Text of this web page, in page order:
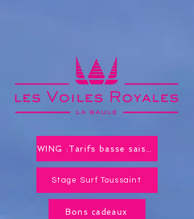
Stage Surf Toussaint
Bons cadeaux